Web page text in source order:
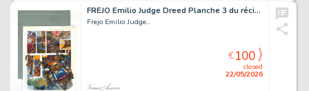
FREJO Emilio Judge Dreed Planche 3 du récit L’exterminateur...
Frejo Emilio Judge...
closed
22/05/2026
€100